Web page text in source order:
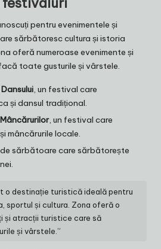
pentru evenimentele și
sărbătoresc cultura și istoria
oferă numeroase evenimente și
toate gusturile și vârstele.
, un festival care
și dansul tradițional.
, un festival care
mâncărurile locale.
sărbătoare care sărbătorește
o destinație turistică ideală pentru
sportul și cultura. Zona oferă o
și atracții turistice care să
și vârstele.”